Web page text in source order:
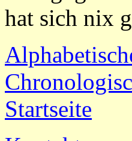
hat sich nix
Startseite